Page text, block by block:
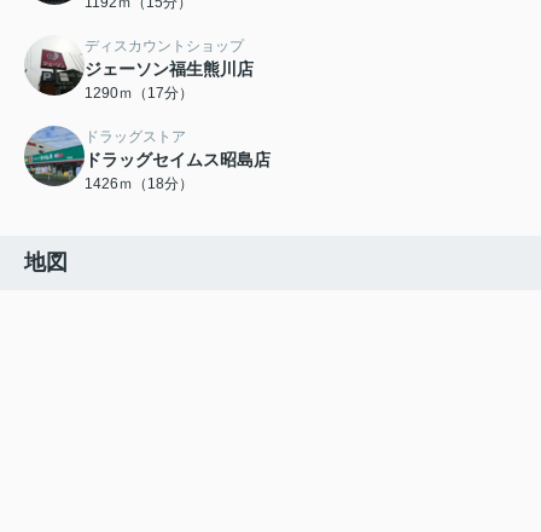
ディスカウントショップ
ジェーソン福生熊川店
1290ｍ（17分）
ドラッグストア
ドラッグセイムス昭島店
1426ｍ（18分）
地図